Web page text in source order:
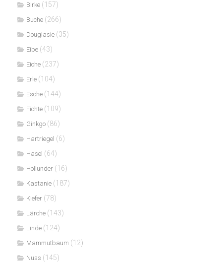
Birke (157)
Buche (266)
Douglasie (35)
Eibe (43)
Eiche (237)
Erle (104)
Esche (144)
Fichte (109)
Ginkgo (86)
Hartriegel (6)
Hasel (64)
Hollunder (16)
Kastanie (187)
Kiefer (78)
Lärche (143)
Linde (124)
Mammutbaum (12)
Nuss (145)